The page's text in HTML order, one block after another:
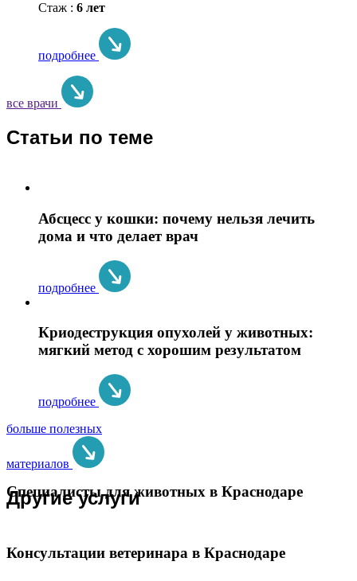
Стаж : 6 лет
подробнее
все врачи
Статьи по теме
Абсцесс у кошки: почему нельзя лечить
дома и что делает врач
подробнее
Криодеструкция опухолей у животных:
мягкий метод с хорошим результатом
подробнее
больше полезных
материалов
Другие услуги
Специалисты для животных в Краснодаре
Консультации ветеринара в Краснодаре